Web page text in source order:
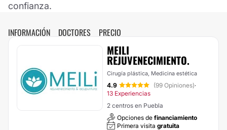
confianza.
INFORMACIÓN DOCTORES PRECIO
MEILI
REJUVENECIMIENTO.
Cirugía plástica, Medicina estética
4.9 (99 Opiniones)·
13 Experiencias
2 centros en Puebla
Opciones de financiamiento
Primera visita gratuita